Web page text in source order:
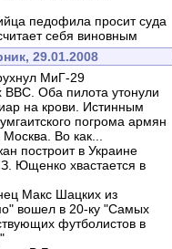
педофила просит суда
себя виновным
29.01.2008
МиГ-29
ВВС. Оба пилота утонули
на крови. Истинным
погрома армян
Во как...
построит в Украине
Ющенко хвастается в
Макс Шацких из
вошел в 20-ку "Самых
футболистов в